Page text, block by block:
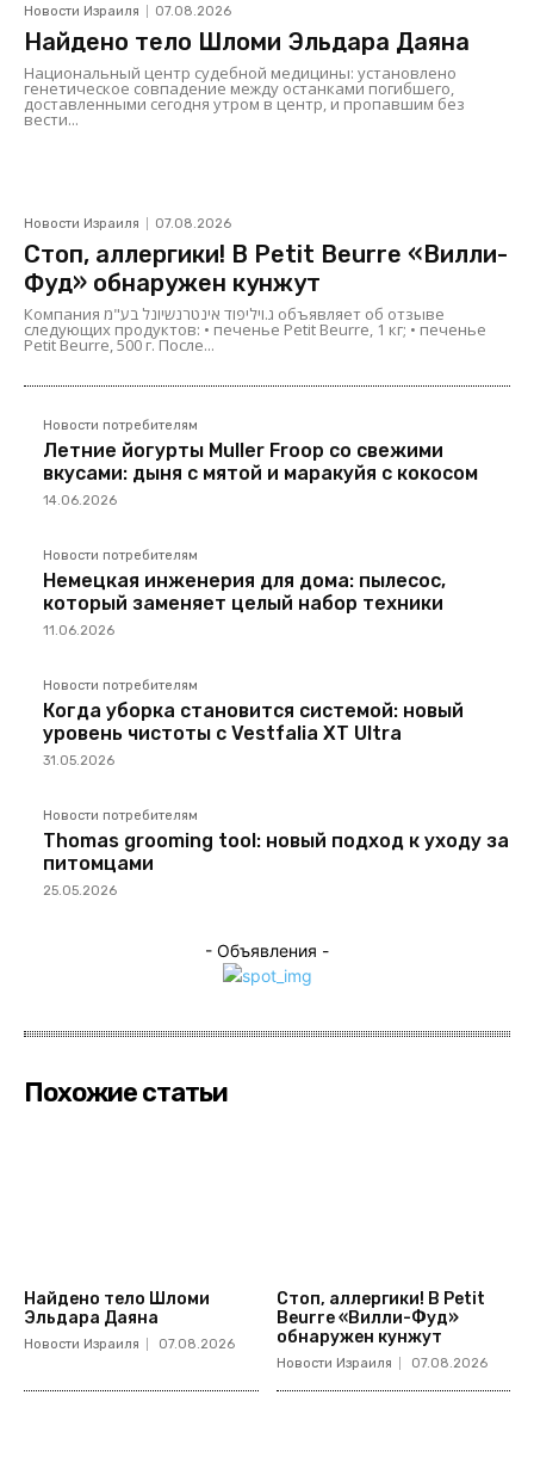
Новости Израиля 07.08.2026
Найдено тело Шломи Эльдара Даяна
Национальный центр судебной медицины: установлено
генетическое совпадение между останками погибшего,
доставленными сегодня утром в центр, и пропавшим без
вести...
Новости Израиля 07.08.2026
Стоп, аллергики! В Petit Beurre «Вилли-
Фуд» обнаружен кунжут
Компания ג.ויליפוד אינטרנשיונל בע"מ объявляет об отзыве
следующих продуктов: • печенье Petit Beurre, 1 кг; • печенье
Petit Beurre, 500 г. После...
Новости потребителям
Летние йогурты Muller Froop со свежими
вкусами: дыня с мятой и маракуйя с кокосом
14.06.2026
Новости потребителям
Немецкая инженерия для дома: пылесос,
который заменяет целый набор техники
11.06.2026
Новости потребителям
Когда уборка становится системой: новый
уровень чистоты с Vestfalia XT Ultra
31.05.2026
Новости потребителям
Thomas grooming tool: новый подход к уходу за
питомцами
25.05.2026
- Объявления -
Похожие статьи
Найдено тело Шломи
Эльдара Даяна
Новости Израиля 07.08.2026
Стоп, аллергики! В Petit
Beurre «Вилли-Фуд»
обнаружен кунжут
Новости Израиля 07.08.2026